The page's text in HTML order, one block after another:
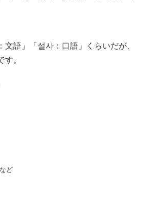
語」「설사：口語」くらいだが、
す。
ど